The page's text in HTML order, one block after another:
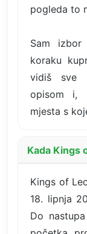
pogleda to
Sam
koraku
vidiš sve
opisom i,
mjesta s
Kada Kings
Kings of
18. lipnja
Do